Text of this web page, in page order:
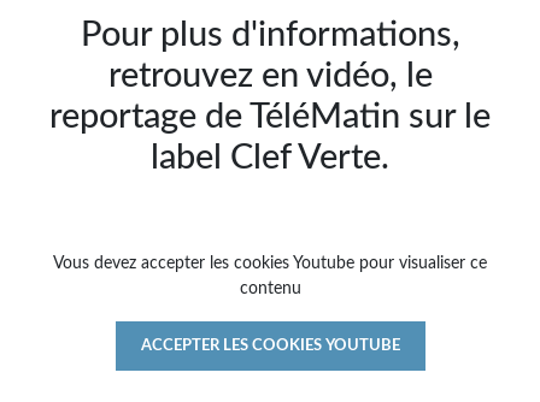
Pour plus d'informations,
retrouvez en vidéo, le
reportage de TéléMatin sur le
label Clef Verte.
Vous devez accepter les cookies Youtube pour visualiser ce
contenu
ACCEPTER LES COOKIES YOUTUBE